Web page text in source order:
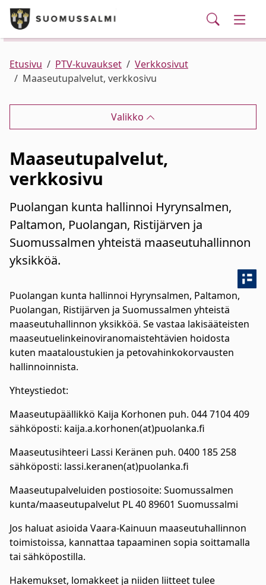
Siirry pääsisältöön
Puhelinluettelo/yhteystiedot
Palvelut
Ajankohtaista
Verkkokauppa
Haku
Kunta ja hallinto
Asuminen ja ympäristö
Elinvoima
Kulttuuri, vapaa-aika ja nuoret
Etusivu PTV-kuvaukset
Verkkosivut
Maaseutupalvelut, verkkosivu
Valikko
Maaseutupalvelut,
verkkosivu
Puolangan kunta hallinnoi Hyrynsalmen,
Paltamon, Puolangan, Ristijärven ja
Suomussalmen yhteistä maaseutuhallinnon
yksikköä.
Puolangan kunta hallinnoi Hyrynsalmen, Paltamon,
Puolangan, Ristijärven ja Suomussalmen yhteistä
maaseutuhallinnon yksikköä. Se vastaa lakisääteisten
maaseutuelinkeinoviranomaistehtävien hoidosta
kuten maataloustukien ja petovahinkokorvausten
hallinnoinnista.
Yhteystiedot:
Maaseutupäällikkö Kaija Korhonen puh. 044 7104 409
sähköposti: kaija.a.korhonen(at)puolanka.fi
Maaseutusihteeri Lassi Keränen puh. 0400 185 258
sähköposti: lassi.keranen(at)puolanka.fi
Maaseutupalveluiden postiosoite: Suomussalmen
kunta/maaseutupalvelut PL 40 89601 Suomussalmi
Jos haluat asioida Vaara-Kainuun maaseutuhallinnon
toimistoissa, kannattaa tapaaminen sopia soittamalla
tai sähköpostilla.
Hakemukset, lomakkeet ja niiden liitteet tulee